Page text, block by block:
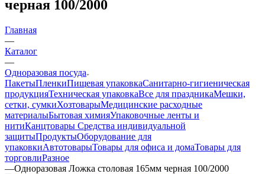
черная 100/2000
Главная
—
Каталог
—
Одноразовая посуда
ПакетыПленкиПищевая упаковкаСанитарно-гигиеническая
продукцияТехническая упаковкаВсе для праздникаМешки,
сетки, сумкиХозтоварыМедицинские расходные
материалыБытовая химияУпаковочные ленты и
нитиКанцтовары Средства индивидуальной
защитыПродуктыОборудование для
упаковкиАвтотоварыТовары для офиса и домаТовары для
торговлиРазное
—Одноразовая Ложка столовая 165мм черная 100/2000